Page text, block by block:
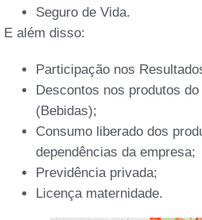
Seguro de Vida.
E além disso:
Participação nos
Descontos nos produtos
(Bebidas);
Consumo liberado dos
dependências da empresa;
Previdência privada;
Licença maternidade.